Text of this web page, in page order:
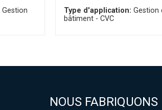
Gestion
Type d'application: Gestion
bâtiment - CVC
NOUS FABRIQUONS